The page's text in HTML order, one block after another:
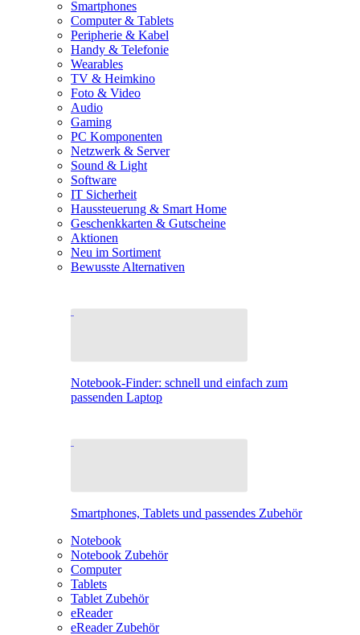
Smartphones
Computer & Tablets
Peripherie & Kabel
Handy & Telefonie
Wearables
TV & Heimkino
Foto & Video
Audio
Gaming
PC Komponenten
Netzwerk & Server
Sound & Light
Software
IT Sicherheit
Haussteuerung & Smart Home
Geschenkkarten & Gutscheine
Aktionen
Neu im Sortiment
Bewusste Alternativen
Notebook-Finder: schnell und einfach zum
passenden Laptop
Smartphones, Tablets und passendes Zubehör
Notebook
Notebook Zubehör
Computer
Tablets
Tablet Zubehör
eReader
eReader Zubehör